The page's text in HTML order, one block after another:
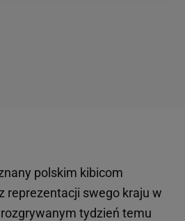
polskim kibicom
reprezentacji swego kraju w
tydzień temu